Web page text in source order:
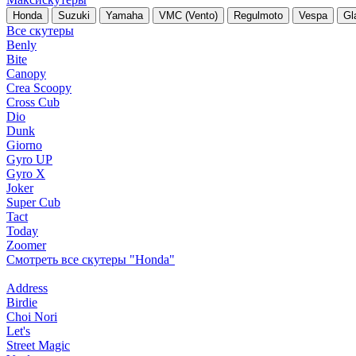
Honda Suzuki Yamaha VMC (Vento) Regulmoto Vespa
Все скутеры
Benly
Bite
Canopy
Crea Scoopy
Cross Cub
Dio
Dunk
Giorno
Gyro UP
Gyro X
Joker
Super Cub
Tact
Today
Zoomer
Смотреть все скутеры "Honda"
Address
Birdie
Choi Nori
Let's
Street Magic